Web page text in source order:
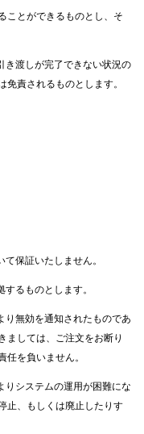
ことができるものとし、そ
き渡しが完了できない状況の
責されるものとします。
保証いたしません。
るものとします。
り無効を通知されたものであ
ましては、ご注文をお断り
を負いません。
りシステムの運用が困難にな
止、もしくは廃止したりす